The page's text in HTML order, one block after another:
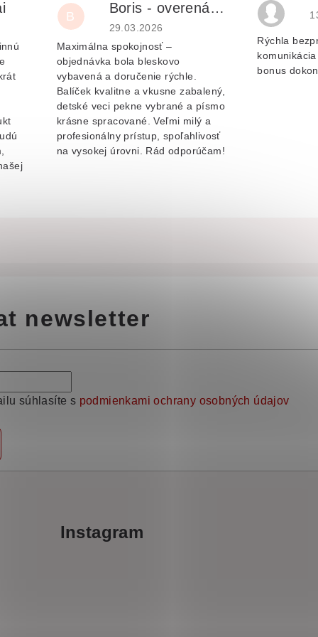
je 5 z 5 hvězdiček.
B
Boris - overená recenzia
Hodnocení obchodu je 5 z 5 hvězdiček.
29.03.2026
Maximálna spokojnosť –
objednávka bola bleskovo
vybavená a doručenie rýchle.
Balíček kvalitne a vkusne zabalený,
detské veci pekne vybrané a písmo
krásne spracované. Veľmi milý a
profesionálny prístup, spoľahlivosť
na vysokej úrovni. Rád odporúčam!
Rýchla
bonus
newsletter
súhlasíte s podmienkami ochrany osobných údajov
Instagram